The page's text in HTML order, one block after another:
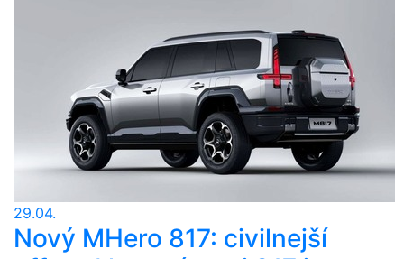
29.04.
Nový MHero 817: civilnejší